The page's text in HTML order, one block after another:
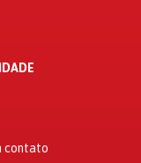
contato